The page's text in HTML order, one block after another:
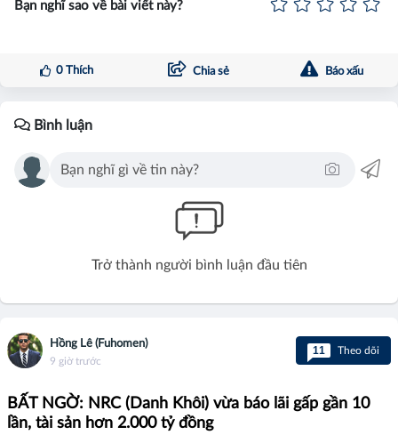
Bạn nghĩ sao về bài viết này?
0Thích Chia sẻ Báo xấu
Bình luận
Trở thành người bình luận đầu tiên
Hồng Lê (Fuhomen)
9 giờ trước
11 Theo dõi
BẤT NGỜ: NRC (Danh Khôi) vừa báo lãi gấp gần 10
lần, tài sản hơn 2.000 tỷ đồng